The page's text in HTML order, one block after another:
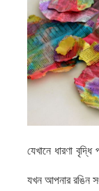
যেখানে ধারণা বৃদ্ধি
যখন আপনার রঙিন